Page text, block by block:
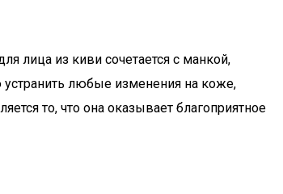
лица из киви сочетается с манкой,
любые изменения на коже,
то, что она оказывает благоприятное